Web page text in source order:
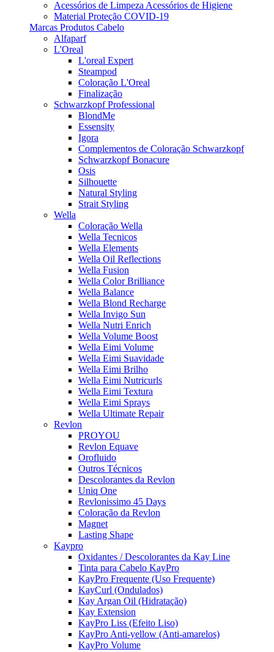
Acessórios de Limpeza Acessórios de Higiene
Material Proteção COVID-19
Marcas Produtos Cabelo
Alfaparf
L'Oreal
L'oreal Expert
Steampod
Coloração L'Oreal
Finalização
Schwarzkopf Professional
BlondMe
Essensity
Igora
Complementos de Coloração Schwarzkopf
Schwarzkopf Bonacure
Osis
Silhouette
Natural Styling
Strait Styling
Wella
Coloração Wella
Wella Tecnicos
Wella Elements
Wella Oil Reflections
Wella Fusion
Wella Color Brilliance
Wella Balance
Wella Blond Recharge
Wella Invigo Sun
Wella Nutri Enrich
Wella Volume Boost
Wella Eimi Volume
Wella Eimi Suavidade
Wella Eimi Brilho
Wella Eimi Nutricurls
Wella Eimi Textura
Wella Eimi Sprays
Wella Ultimate Repair
Revlon
PROYOU
Revlon Equave
Orofluido
Outros Técnicos
Descolorantes da Revlon
Uniq One
Revlonissimo 45 Days
Coloração da Revlon
Magnet
Lasting Shape
Kaypro
Oxidantes / Descolorantes da Kay Line
Tinta para Cabelo KayPro
KayPro Frequente (Uso Frequente)
KayCurl (Ondulados)
Kay Argan Oil (Hidratação)
Kay Extension
KayPro Liss (Efeito Liso)
KayPro Anti-yellow (Anti-amarelos)
KayPro Volume